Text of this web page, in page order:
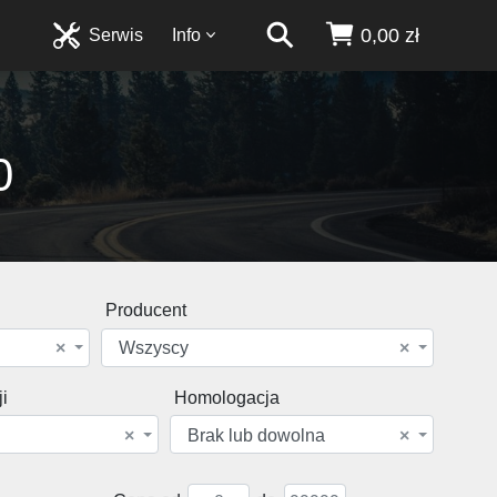
0,00 zł
Info
Serwis
×
Producent
×
Wszyscy
×
Homologacja
×
Brak lub dowolna